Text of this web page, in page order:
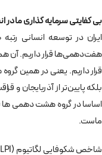
بی کفایتی سرمایه گذاری ما در
هفت‌دهمی‌ها قرار داریم. آن
قرار داریم. یعنی در همین
بلکه پایین‌تر از آذربایجان و
ماست.